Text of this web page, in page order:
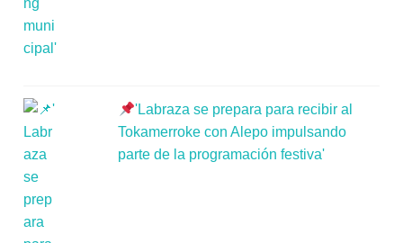
'Labraza se prepara para recibir al
Tokamerroke con Alepo impulsando
parte de la programación festiva'